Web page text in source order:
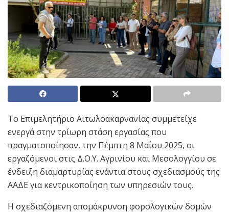
Το Επιμελητήριο Αιτωλοακαρνανίας συμμετείχε
ενεργά στην τρίωρη στάση εργασίας που
πραγματοποίησαν, την Πέμπτη 8 Μαΐου 2025, οι
εργαζόμενοι στις Δ.Ο.Υ. Αγρινίου και Μεσολογγίου σε
ένδειξη διαμαρτυρίας ενάντια στους σχεδιασμούς της
ΑΑΔΕ για κεντρικοποίηση των υπηρεσιών τους.
Η σχεδιαζόμενη απομάκρυνση φορολογικών δομών